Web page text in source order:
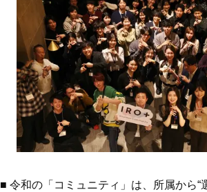
■ 令和の「コミュニティ」は、所属から“